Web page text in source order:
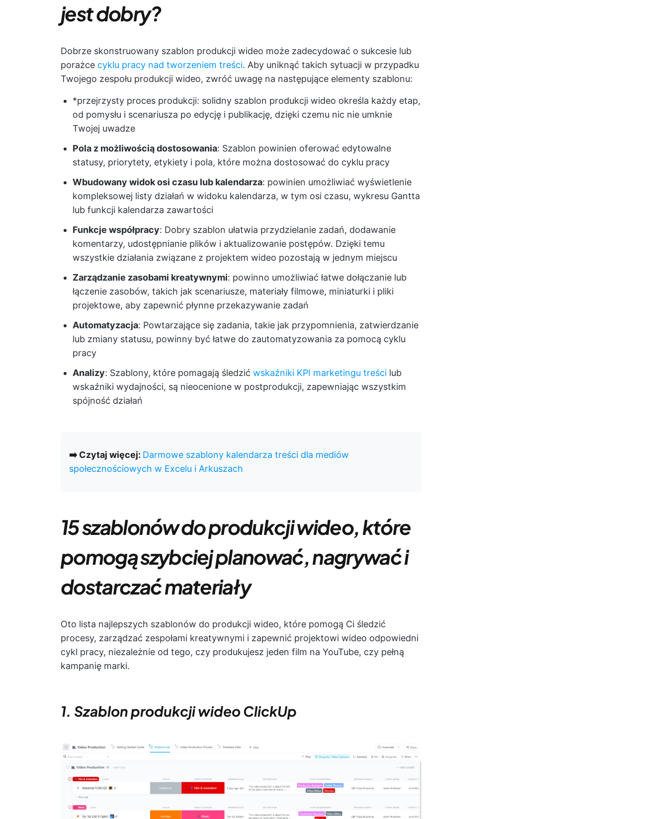
jest dobry?
Dobrze skonstruowany szablon produkcji wideo może zadecydować o sukcesie lub
porażce cyklu pracy nad tworzeniem treści. Aby uniknąć takich sytuacji w przypadku
Twojego zespołu produkcji wideo, zwróć uwagę na następujące elementy szablonu:
*przejrzysty proces produkcji: solidny szablon produkcji wideo określa każdy etap,
od pomysłu i scenariusza po edycję i publikację, dzięki czemu nic nie umknie
Twojej uwadze
Pola z możliwością dostosowania: Szablon powinien oferować edytowalne
statusy, priorytety, etykiety i pola, które można dostosować do cyklu pracy
Wbudowany widok osi czasu lub kalendarza: powinien umożliwiać wyświetlenie
kompleksowej listy działań w widoku kalendarza, w tym osi czasu, wykresu Gantta
lub funkcji kalendarza zawartości
Funkcje współpracy: Dobry szablon ułatwia przydzielanie zadań, dodawanie
komentarzy, udostępnianie plików i aktualizowanie postępów. Dzięki temu
wszystkie działania związane z projektem wideo pozostają w jednym miejscu
Zarządzanie zasobami kreatywnymi: powinno umożliwiać łatwe dołączanie lub
łączenie zasobów, takich jak scenariusze, materiały filmowe, miniaturki i pliki
projektowe, aby zapewnić płynne przekazywanie zadań
Automatyzacja: Powtarzające się zadania, takie jak przypomnienia, zatwierdzanie
lub zmiany statusu, powinny być łatwe do zautomatyzowania za pomocą cyklu
pracy
Analizy: Szablony, które pomagają śledzić wskaźniki KPI marketingu treści lub
wskaźniki wydajności, są nieocenione w postprodukcji, zapewniając wszystkim
spójność działań
➡️ Czytaj więcej: Darmowe szablony kalendarza treści dla mediów
społecznościowych w Excelu i Arkuszach
15 szablonów do produkcji wideo, które
pomogą szybciej planować, nagrywać i
dostarczać materiały
Oto lista najlepszych szablonów do produkcji wideo, które pomogą Ci śledzić
procesy, zarządzać zespołami kreatywnymi i zapewnić projektowi wideo odpowiedni
cykl pracy, niezależnie od tego, czy produkujesz jeden film na YouTube, czy pełną
kampanię marki.
1. Szablon produkcji wideo ClickUp